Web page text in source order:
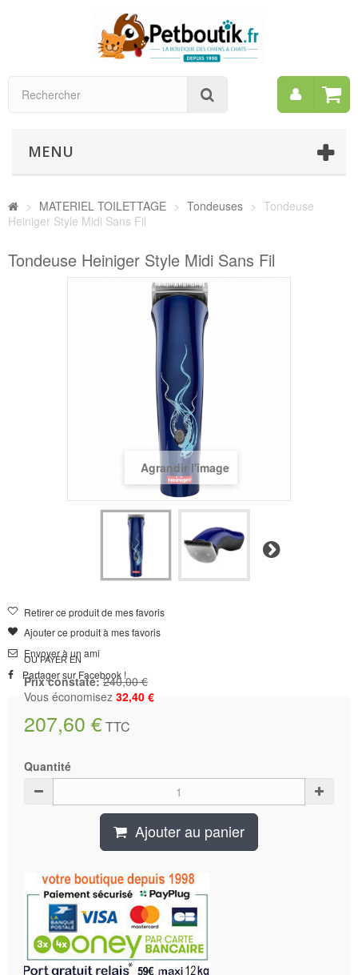
Mon
MENU
> MATERIEL TOILETTAGE > Tondeuses > Tondeuse
Heiniger Style Midi Sans Fil
Tondeuse Heiniger Style Midi Sans Fil
Agrandir l'image
Suivant
Retirer ce produit de mes favoris
Ajouter ce produit à mes favoris
Envoyer à un ami
Partager sur Facebook !
OU PAYER EN
Prix constaté: 240,00 €
Vous économisez 32,40 €
207,60 €TTC
Quantité
Ajouter au panier